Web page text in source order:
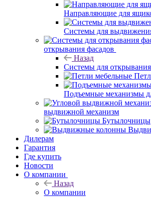
Направляющие для
Системы для
открывания фасадов
Назад
Системы для
Подъемные механизмы
выдвижной механизм
Бутылочницы
Дилерам
Гарантия
Где купить
Новости
О компании
Назад
О компании